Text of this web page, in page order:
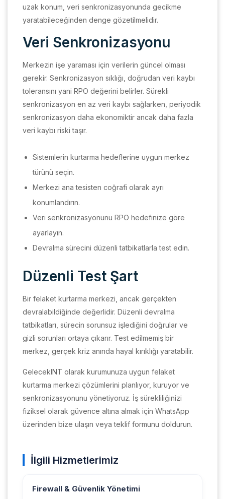
uzak konum, veri senkronizasyonunda gecikme
yaratabileceğinden denge gözetilmelidir.
Veri Senkronizasyonu
Merkezin işe yaraması için verilerin güncel olması
gerekir. Senkronizasyon sıklığı, doğrudan veri kaybı
toleransını yani RPO değerini belirler. Sürekli
senkronizasyon en az veri kaybı sağlarken, periyodik
senkronizasyon daha ekonomiktir ancak daha fazla
veri kaybı riski taşır.
Sistemlerin kurtarma hedeflerine uygun merkez
türünü seçin.
Merkezi ana tesisten coğrafi olarak ayrı
konumlandırın.
Veri senkronizasyonunu RPO hedefinize göre
ayarlayın.
Devralma sürecini düzenli tatbikatlarla test edin.
Düzenli Test Şart
Bir felaket kurtarma merkezi, ancak gerçekten
devralabildiğinde değerlidir. Düzenli devralma
tatbikatları, sürecin sorunsuz işlediğini doğrular ve
gizli sorunları ortaya çıkarır. Test edilmemiş bir
merkez, gerçek kriz anında hayal kırıklığı yaratabilir.
GelecekINT olarak kurumunuza uygun felaket
kurtarma merkezi çözümlerini planlıyor, kuruyor ve
senkronizasyonunu yönetiyoruz. İş sürekliliğinizi
fiziksel olarak güvence altına almak için WhatsApp
üzerinden bize ulaşın veya teklif formunu doldurun.
İlgili Hizmetlerimiz
Firewall & Güvenlik Yönetimi